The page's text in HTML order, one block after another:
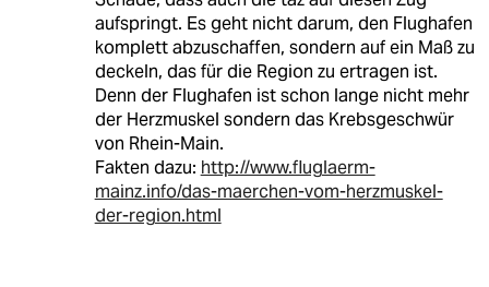
aufspringt. Es geht nicht darum, den Flughafen
komplett abzuschaffen, sondern auf ein Maß zu
deckeln, das für die Region zu ertragen ist.
Denn der Flughafen ist schon lange nicht mehr
der Herzmuskel sondern das Krebsgeschwür
von Rhein-Main.
Fakten dazu: http://www.fluglaerm-
mainz.info/das-maerchen-vom-herzmuskel-
der-region.html